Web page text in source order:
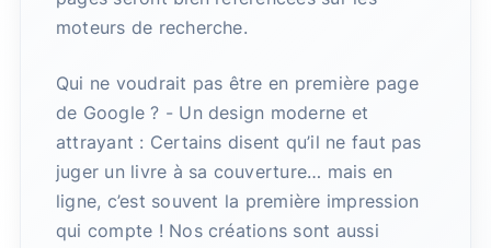
moteurs de recherche.
Qui ne voudrait pas être en première page
de Google ? - Un design moderne et
attrayant : Certains disent qu’il ne faut pas
juger un livre à sa couverture… mais en
ligne, c’est souvent la première impression
qui compte ! Nos créations sont aussi